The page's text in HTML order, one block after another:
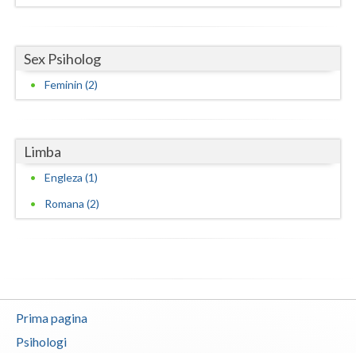
Sex Psiholog
Feminin (2)
Limba
Engleza (1)
Romana (2)
Prima pagina
Psihologi